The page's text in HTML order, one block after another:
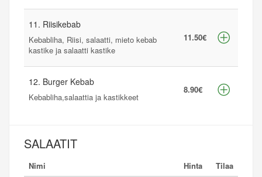
11. Riisikebab
Kebabliha, Riisi, salaatti, mieto kebab
kastike ja salaatti kastike
11.50€
12. Burger Kebab
Kebabliha,salaattia ja kastikkeet
8.90€
SALAATIT
Nimi Hinta Tilaa